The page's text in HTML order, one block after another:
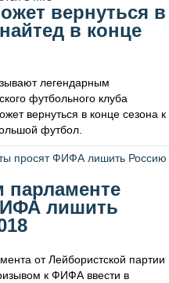
вернуться в
в конце
легендарным
футбольного клуба
вернуться в конце сезона к
футбол.
парламенте
лишить
от Лейбористской партии
к ФИФА ввести в